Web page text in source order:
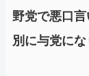
野党で悪口
別に与党に